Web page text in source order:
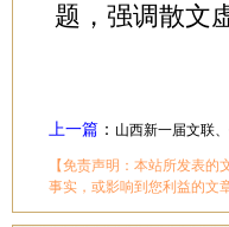
题，强调散文
上一篇： 山西新一届文联
【免责声明：本站所发表
事实，或影响到您利益的文